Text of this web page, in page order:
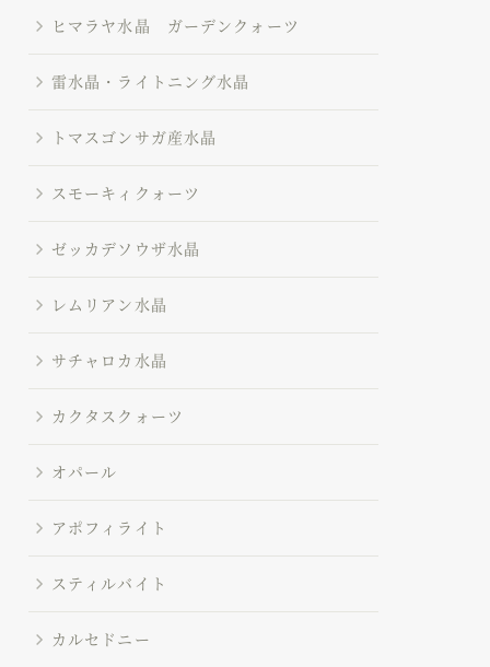
ヒマラヤ水晶 ガーデンクォーツ
雷水晶・ライトニング水晶
トマスゴンサガ産水晶
スモーキィクォーツ
ゼッカデソウザ水晶
レムリアン水晶
サチャロカ水晶
カクタスクォーツ
オパール
アポフィライト
スティルバイト
カルセドニー